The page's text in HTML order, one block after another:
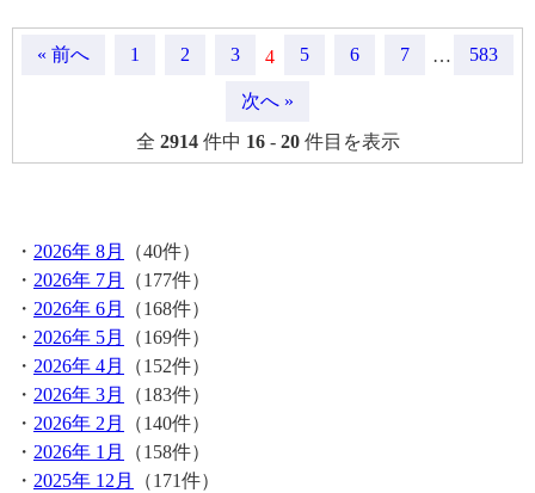
« 前へ 1 2 3 4 5 6 7 … 583
次へ »
全 2914件中 16- 20件目を表示
・ 2026年 8月
（40件）
・ 2026年 7月
（177件）
・ 2026年 6月
（168件）
・ 2026年 5月
（169件）
・ 2026年 4月
（152件）
・ 2026年 3月
（183件）
・ 2026年 2月
（140件）
・ 2026年 1月
（158件）
・ 2025年 12月
（171件）